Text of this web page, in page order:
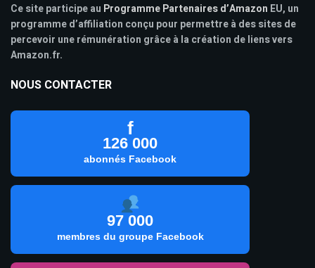
Ce site participe au Programme Partenaires d’Amazon EU, un
programme d’affiliation conçu pour permettre à des sites de
percevoir une rémunération grâce à la création de liens vers
Amazon.fr.
NOUS CONTACTER
f
126 000
abonnés Facebook
97 000
membres du groupe Facebook